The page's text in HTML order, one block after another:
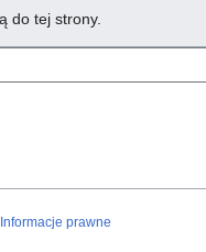
do tej strony.
Informacje prawne